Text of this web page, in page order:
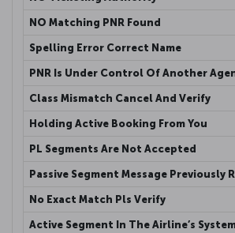
NO Matching PNR Found
Spelling Error Correct Name
PNR Is Under Control Of Another
Class Mismatch Cancel And Verify
Holding Active Booking From You
PL Segments Are Not Accepted
Passive Segment Message Previously
No Exact Match Pls Verify
Active Segment In The Airline’s